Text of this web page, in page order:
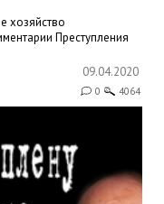
хозяйство
Преступления
09.04.2020
0 4064